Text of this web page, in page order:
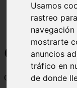
Usamos
rastreo
mostrarte
anuncios
tráfico en
de donde
Cosas curiosas,